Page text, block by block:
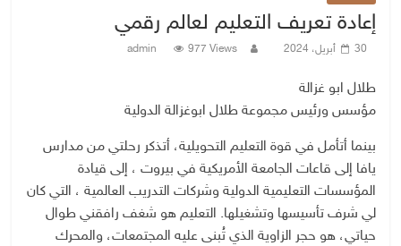
إعادة تعريف التعليم لعالم رقمي
30 أبريل، 2024 admin 977 Views
طلال ابو غزالة
مؤسس ورئيس مجموعة طلال ابوغزالة الدولية
بينما أتأمل في قوة التعليم التحويلية، أتذكر رحلتي من مدارس
يافا إلى قاعات الجامعة الأمريكية في بيروت ، إلى قيادة
المؤسسات التعليمية الدولية وشركات التدريب العالمية ، التي كان
لي شرف تأسيسها وتشغيلها. التعليم هو شغف رافقني طوال
حياتي، هو حجر الزاوية الذي تُبنى عليه المجتمعات، والمحرك